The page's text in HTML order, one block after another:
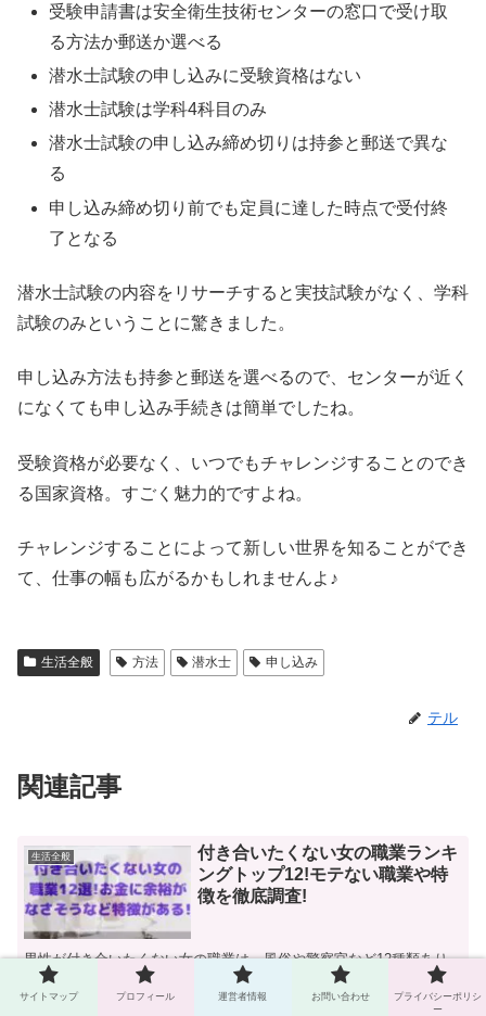
受験申請書は安全衛生技術センターの窓口で受け取
る方法か郵送か選べる
潜水士試験の申し込みに受験資格はない
潜水士試験は学科4科目のみ
潜水士試験の申し込み締め切りは持参と郵送で異な
る
申し込み締め切り前でも定員に達した時点で受付終
了となる
潜水士試験の内容をリサーチすると実技試験がなく、学科
試験のみということに驚きました。
申し込み方法も持参と郵送を選べるので、センターが近く
になくても申し込み手続きは簡単でしたね。
受験資格が必要なく、いつでもチャレンジすることのでき
る国家資格。すごく魅力的ですよね。
チャレンジすることによって新しい世界を知ることができ
て、仕事の幅も広がるかもしれませんよ♪
生活全般 方法 潜水士 申し込み
テル
関連記事
生活全般
付き合いたくない女の職業ランキ
ングトップ12!モテない職業や特
徴を徹底調査!
男性が付き合いたくない女の職業は、風俗や警察官など12種類あり
ます。 また、「付き合いたくない女の職業」にランクインする職業
には、健康面が心配、小うるさそうなど共通の理由があります。 こ
サイトマップ プロフィール 運営者情報 お問い合わせ
プライバシーポリシ
ー